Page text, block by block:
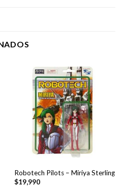
Robotech Pilots – Miriya Sterling
$19,990